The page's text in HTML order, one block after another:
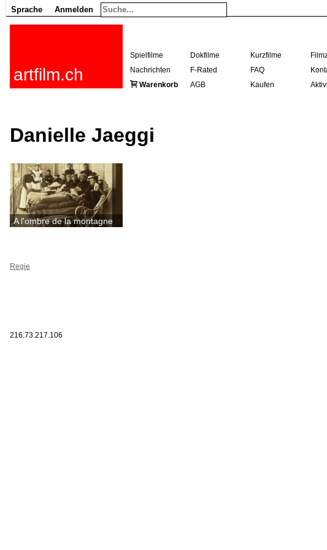
Sprache Anmelden
artfilm.ch
Spielfilme Dokfilme Kurzfilme
Nachrichten
F-Rated FAQ
Warenkorb
AGB Kaufen
Danielle Jaeggi
A l'ombre de la montagne
Regie
216.73.217.106